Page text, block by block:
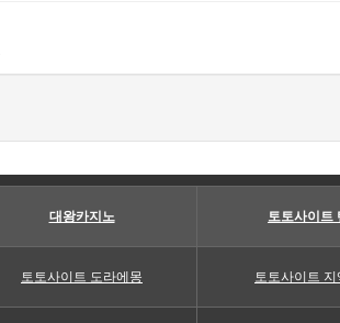
대왕카지노 토토사이트
토토사이트 도라에몽 토토사이트 지